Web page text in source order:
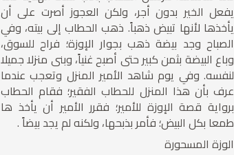
يفعل الخير بدون أجر، ولكن العجوز أصرت على أن
يأخذها لأنها تبيض ذهباً. ذهب الحطاب إلى بيته، وفي
الصباح وجد بيضة ذهب بجوار الإوزة؛ فراح للسوق،
وباع البيضة بثمن كبير حتى أصبح غنياً، وبنى منزلا جميلا
لنفسه. وفي يوم شاهد الأمير المنزل وتعجب عندما
عرف بأن هذا المنزل للحطاب الفقير؛ فقام الحطاب
برواية قصة الإوزة للأمير؛ فقرر الأمير أن يأخذ ها
طمعا بكل البيض؛ فأمر بذبحها، ولكنه لم يجد بيضاً .
الوزة المسحورة